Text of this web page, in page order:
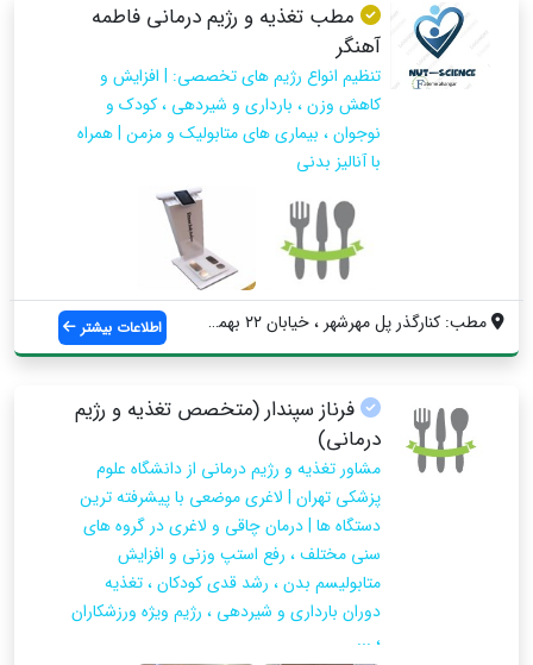
مطب تغذیه و رژیم درمانی فاطمه
آهنگر
تنظیم انواع رژیم های تخصصی: | افزایش و
کاهش وزن ، بارداری و شیردهی ، کودک و
نوجوان ، بیماری های متابولیک و مزمن | همراه
با آنالیز بدنی
مطب: کنارگذر پل مهرشهر ، خیابان ۲۲ بهمن ... اطلاعات بیشتر
فرناز سپندار (متخصص تغذیه و رژیم
درمانی)
مشاور تغذیه‌‌ و رژیم درمانی از دانشگاه علوم
پزشکی تهران | لاغری موضعی با پیشرفته ترین
دستگاه ها | درمان چاقی و لاغری در گروه های
سنی مختلف ، رفع استپ وزنی و افزایش
متابولیسم بدن ، رشد قدی کودکان ، تغذیه
دوران بارداری و شیردهی ، رژیم ویژه ورزشکاران
، ...